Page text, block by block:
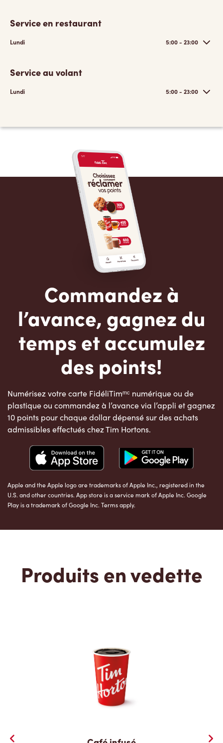
Service en restaurant
Lundi 5:00 - 23:00
Service au volant
Lundi 5:00 - 23:00
Commandez à
l’avance, gagnez du
temps et accumulez
des points!
Numérisez votre carte FidéliTimᵐᶜ numérique ou de
plastique ou commandez à l’avance via l’appli et gagnez
10 points pour chaque dollar dépensé sur des achats
admissibles effectués chez Tim Hortons.
Apple and the Apple logo are trademarks of Apple Inc., registered in the
U.S. and other countries. App store is a service mark of Apple Inc. Google
Play is a trademark of Google Inc. Terms apply.
Produits en vedette